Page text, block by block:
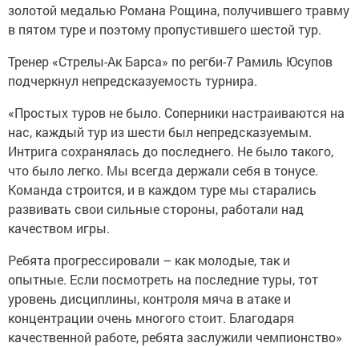
золотой медалью Романа Рощина, получившего травму
в пятом туре и поэтому пропустившего шестой тур.
Тренер «Стрелы-Ак Барса» по регби-7 Рамиль Юсупов
подчеркнул непредсказуемость турнира.
«Простых туров не было. Соперники настраиваются на
нас, каждый тур из шести был непредсказуемым.
Интрига сохранялась до последнего. Не было такого,
что было легко. Мы всегда держали себя в тонусе.
Команда строится, и в каждом туре мы старались
развивать свои сильные стороны, работали над
качеством игры.
Ребята прогрессировали – как молодые, так и
опытные. Если посмотреть на последние туры, тот
уровень дисциплины, контроля мяча в атаке и
концентрации очень многого стоит. Благодаря
качественной работе, ребята заслужили чемпионство»